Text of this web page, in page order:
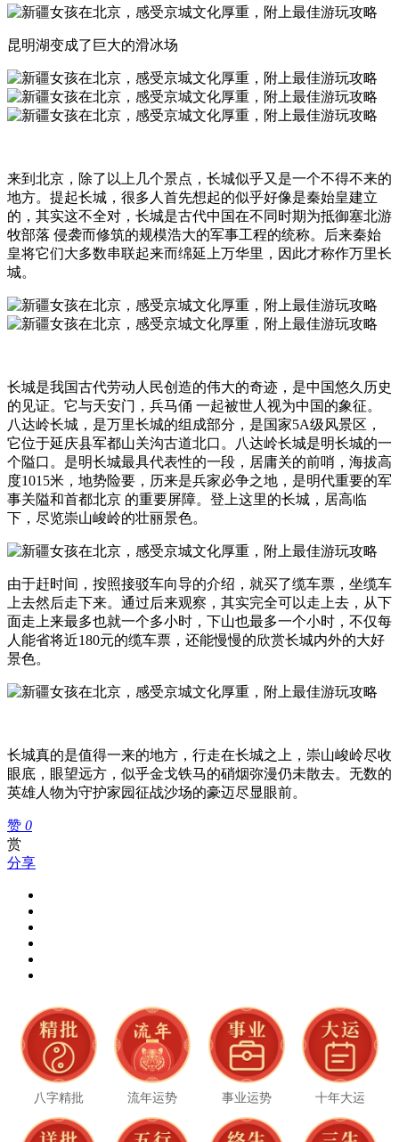
昆明湖变成了巨大的滑冰场
来到北京，除了以上几个景点，长城似乎又是一个不得不来的
地方。提起长城，很多人首先想起的似乎好像是秦始皇建立
的，其实这不全对，长城是古代中国在不同时期为抵御塞北游
牧部落 侵袭而修筑的规模浩大的军事工程的统称。后来秦始
皇将它们大多数串联起来而绵延上万华里，因此才称作万里长
城。
长城是我国古代劳动人民创造的伟大的奇迹，是中国悠久历史
的见证。它与天安门，兵马俑 一起被世人视为中国的象征。
八达岭长城，是万里长城的组成部分，是国家5A级风景区，
它位于延庆县军都山关沟古道北口。八达岭长城是明长城的一
个隘口。是明长城最具代表性的一段，居庸关的前哨，海拔高
度1015米，地势险要，历来是兵家必争之地，是明代重要的军
事关隘和首都北京 的重要屏障。登上这里的长城，居高临
下，尽览崇山峻岭的壮丽景色。
由于赶时间，按照接驳车向导的介绍，就买了缆车票，坐缆车
上去然后走下来。通过后来观察，其实完全可以走上去，从下
面走上来最多也就一个多小时，下山也最多一个小时，不仅每
人能省将近180元的缆车票，还能慢慢的欣赏长城内外的大好
景色。
长城真的是值得一来的地方，行走在长城之上，崇山峻岭尽收
眼底，眼望远方，似乎金戈铁马的硝烟弥漫仍未散去。无数的
英雄人物为守护家园征战沙场的豪迈尽显眼前。
赞 0
赏
分享
八字精批 流年运势 事业运势 十年大运